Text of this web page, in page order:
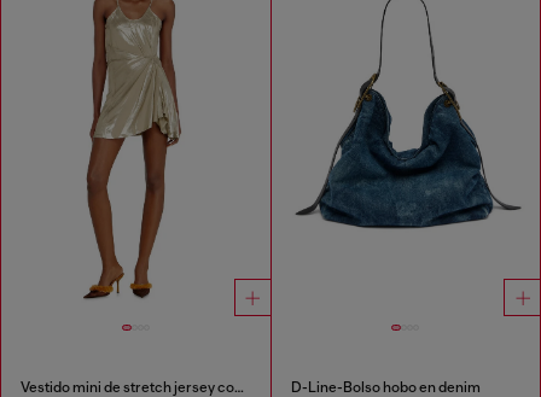
Vestido mini de stretch jersey con acabado metálico D-Line-Bolso hobo en denim